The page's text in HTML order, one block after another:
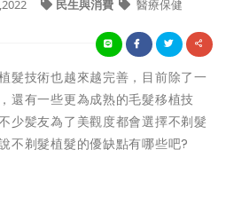
民生與消費 醫療保健
髮技術也越來越完善，目前除了一
還有一些更為成熟的毛髮移植技
少髪友為了美觀度都會選擇不剃髮
不剃髮植髮的優缺點有哪些吧?